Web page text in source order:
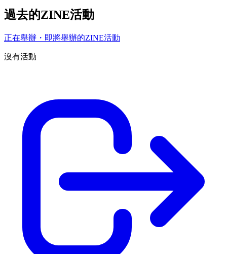
過去的ZINE活動
正在舉辦・即將舉辦的ZINE活動
沒有活動